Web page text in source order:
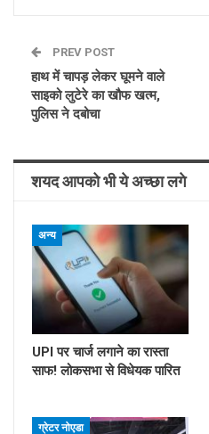
PREV POST
हाथ में चापड़ लेकर घूमने वाले
साइको लुटेरे का खौफ खत्म,
पुलिस ने दबोचा
शयद आपको भी ये अच्छा लगे
अन्य
UPI पर चार्ज लगाने का रास्ता
साफ! लोकसभा से विधेयक पारित
ग्रेटर नोएडा